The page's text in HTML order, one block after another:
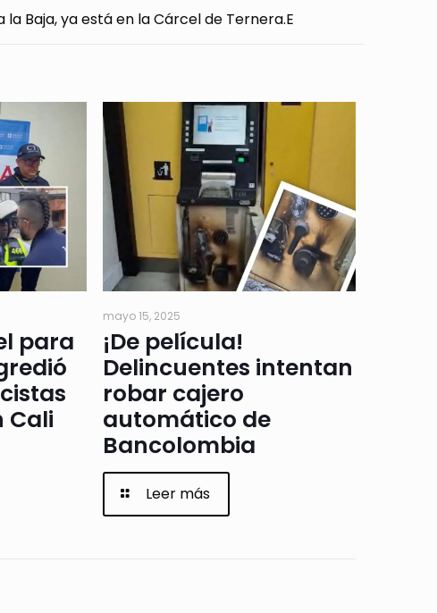
Baja, ya está en la Cárcel de Ternera.E
para
Cali
mayo 15, 2025
¡De película!
Delincuentes intentan
robar cajero
automático de
Bancolombia
Leer más